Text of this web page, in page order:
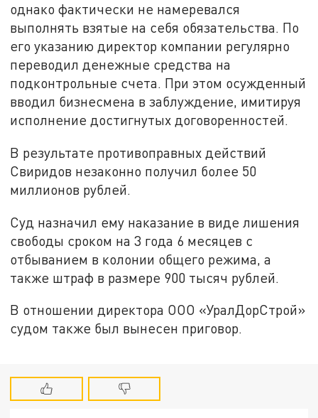
однако фактически не намеревался
выполнять взятые на себя обязательства. По
его указанию директор компании регулярно
переводил денежные средства на
подконтрольные счета. При этом осужденный
вводил бизнесмена в заблуждение, имитируя
исполнение достигнутых договоренностей.
В результате противоправных действий
Свиридов незаконно получил более 50
миллионов рублей.
Суд назначил ему наказание в виде лишения
свободы сроком на 3 года 6 месяцев с
отбыванием в колонии общего режима, а
также штраф в размере 900 тысяч рублей.
В отношении директора ООО «УралДорСтрой»
судом также был вынесен приговор.